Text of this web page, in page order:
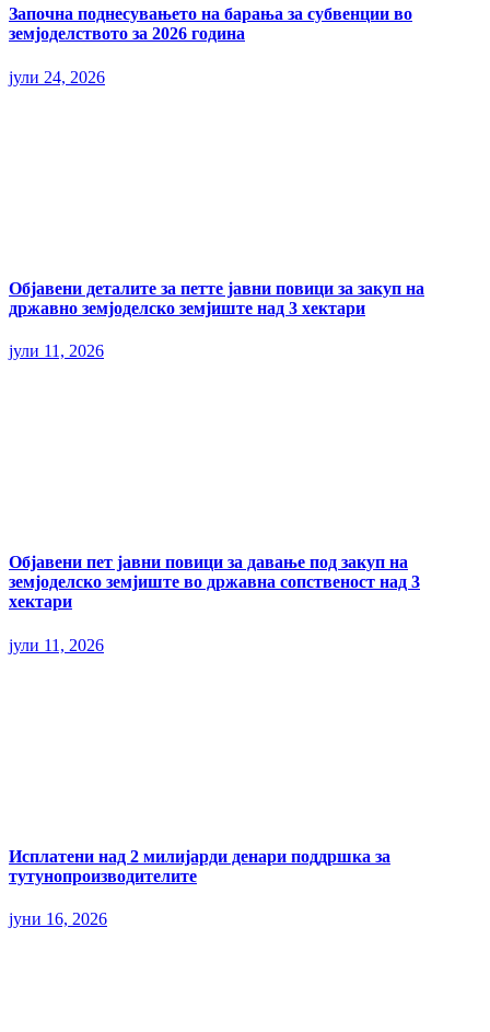
Започна поднесувањето на барања за субвенции во
земјоделството за 2026 година
јули 24, 2026
Објавени деталите за петте јавни повици за закуп на
државно земјоделско земјиште над 3 хектари
јули 11, 2026
Објавени пет јавни повици за давање под закуп на
земјоделско земјиште во државна сопственост над 3
хектари
јули 11, 2026
Исплатени над 2 милијарди денари поддршка за
тутунопроизводителите
јуни 16, 2026